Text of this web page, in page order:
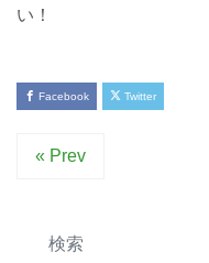
い！
Facebook Twitter
« Prev